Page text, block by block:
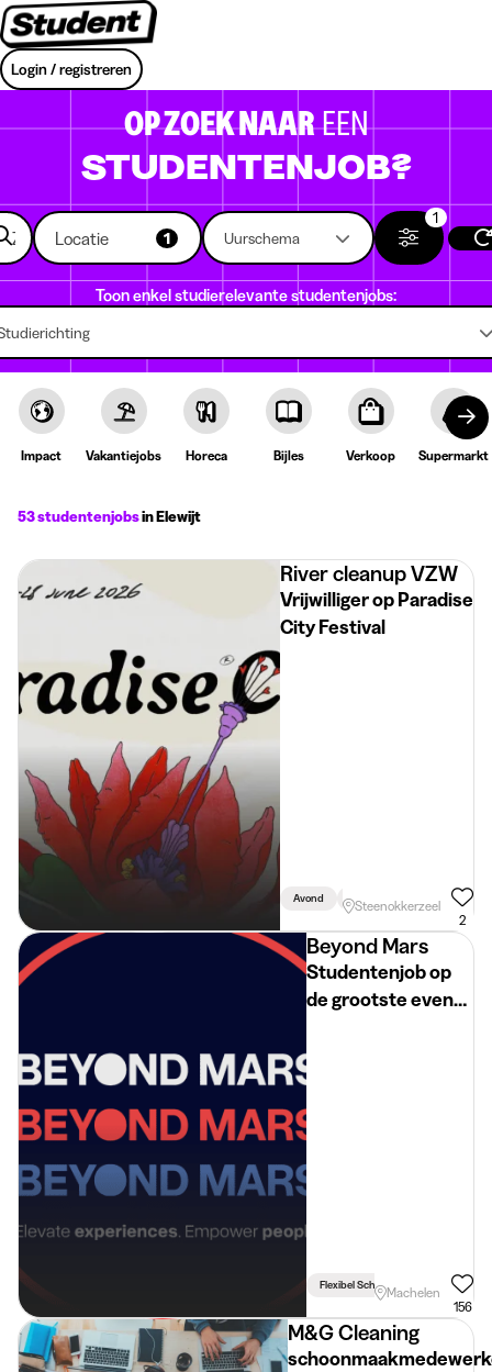
Login / registreren
OP ZOEK NAAREEN
STUDENTENJOB?
Locatie 1 Uurschema
1
Toon enkel studierelevante studentenjobs:
Impact Vakantiejobs Horeca Bijles Verkoop Supermarkt
53 studentenjobsin Elewijt
River cleanup VZW
Vrijwilliger op Paradise
City Festival
Avond Vakantie Weekend
Steenokkerzeel
2
Beyond Mars
Studentenjob op
de grootste events
(BXL)
Flexibel SchemaMachelen
156
M&G Cleaning